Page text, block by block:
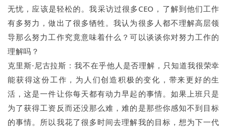
无忧，应该是轻松的。我采访过很多CEO，了解到他们工作
有多努力，做出了很多牺牲。我认为很多人都不理解高层领
导那么努力工作究竟意味着什么？可以谈谈你对努力工作的
理解吗？
克里斯·尼古拉斯：我不在乎他人是否理解，只知道我很荣幸
能获得这份工作，为人们创造积极的变化，带来更好的生
活，这是一件让你每天都有动力早起的事情。如果上班只是
为了获得工资反而还没那么难，难的是那些你感知不到目标
的事情。所以我花了很多时间去理解我的目标，想为下一代